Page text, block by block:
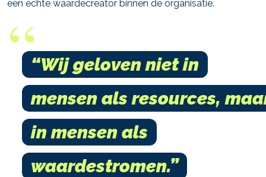
een echte waardecreator binnen de organisatie.
“Wij geloven niet in
mensen als resources,
in mensen als
waardestromen.”